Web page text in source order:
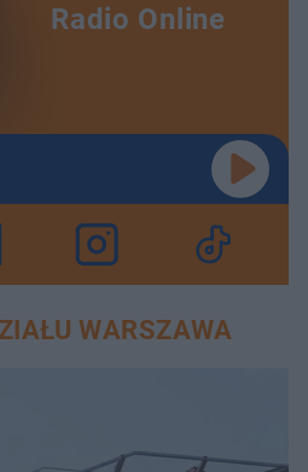
Radio Online
WARSZAWA